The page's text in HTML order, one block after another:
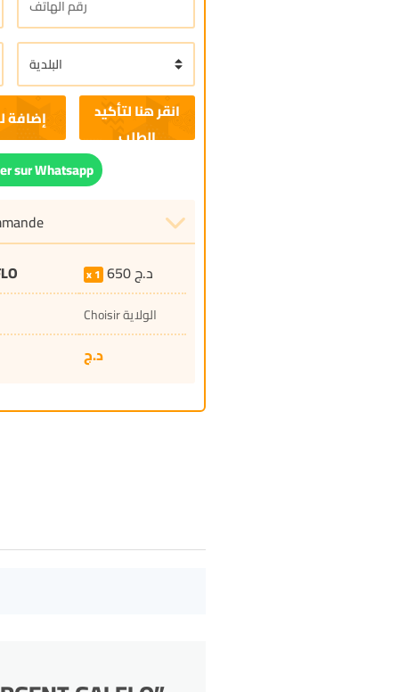
إضافة
sur Whatsapp
1 650د.ج
Choisir الولاية
د.ج